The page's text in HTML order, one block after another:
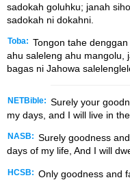
sadokah goluhku; janah
sadokah ni dokahni.
Toba: Tongon tahe
ahu saleleng ahu mangolu,
bagas ni Jahowa
NETBible: Surely your
my days, and I will live in the
NASB: Surely goodness
days of my life, And I will
HCSB: Only goodness and